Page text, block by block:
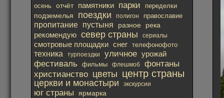
осень отчёт памятники парки переделки
подземелья поездки полигон православие
пропитание пустыня разное река
рекомендую север страны сериалы
смотровые площадки снег телефонофото
техника турпоездки уличное урожай
фестиваль фильмы флешмоб фонтаны
христианство цветы центр страны
церкви и монастыри экскурсии
юг страны ярмарка